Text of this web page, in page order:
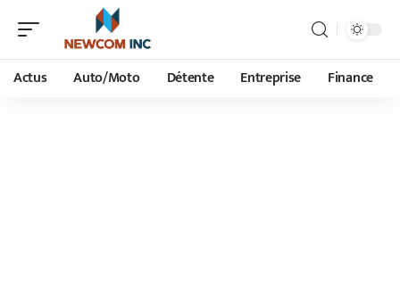
Actus Auto/Moto Détente Entreprise Finance